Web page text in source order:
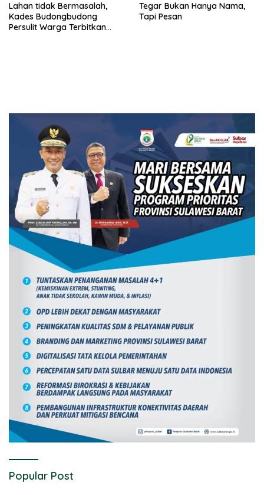
Lahan tidak Bermasalah,
Kades Budongbudong
Persulit Warga Terbitkan
Tegar Bukan Hanya Nama,
Tapi Pesan
Popular Post